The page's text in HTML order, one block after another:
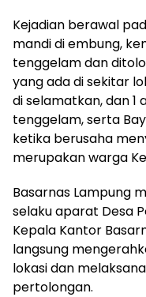
Kejadian berawal
mandi di embung,
tenggelam dan
yang ada di sekitar
di selamatkan, dan 1
tenggelam, serta
ketika berusaha
merupakan warga
Basarnas Lampung
selaku aparat Desa
Kepala Kantor
langsung
lokasi dan
pertolongan.